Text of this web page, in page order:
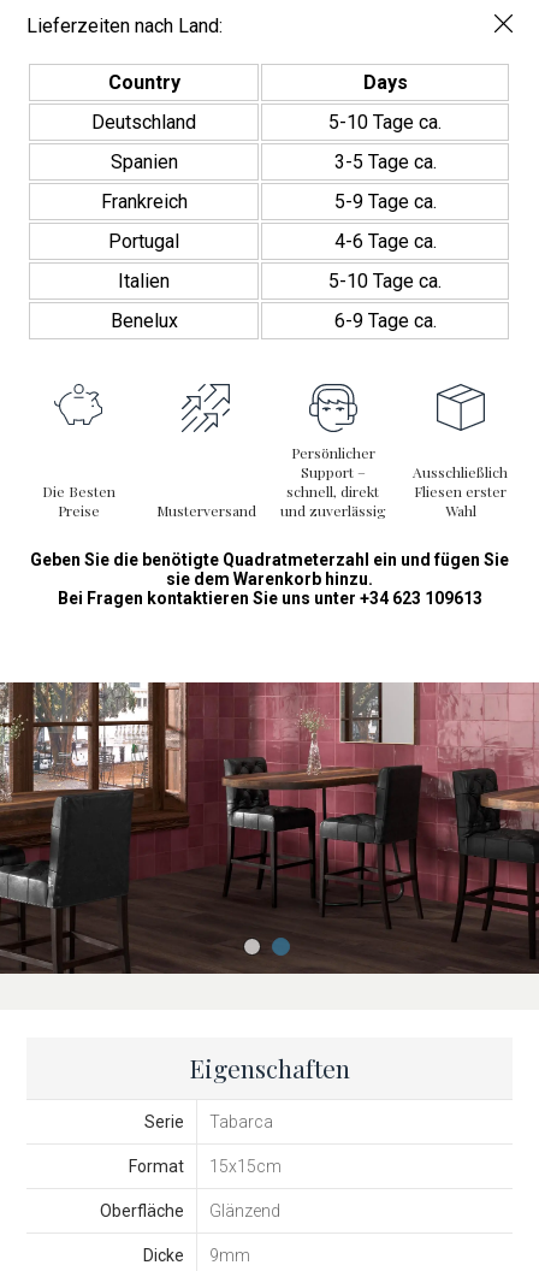
cm
Lieferzeiten nach Land:
Country
Days
Deutschland
5-10 Tage ca.
Spanien
3-5 Tage ca.
Frankreich
5-9 Tage ca.
Portugal
4-6 Tage ca.
Italien
5-10 Tage ca.
Benelux
6-9 Tage ca.
Die Besten
Preise
Musterversand
Persönlicher
Support –
schnell, direkt
und zuverlässig
Ausschließlich
Fliesen erster
Wahl
Geben Sie die benötigte Quadratmeterzahl ein und fügen Sie
sie dem Warenkorb hinzu.
Bei Fragen kontaktieren Sie uns unter +34 623 109613
Eigenschaften
Serie Tabarca
Format 15x15cm
Oberfläche Glänzend
Dicke 9mm